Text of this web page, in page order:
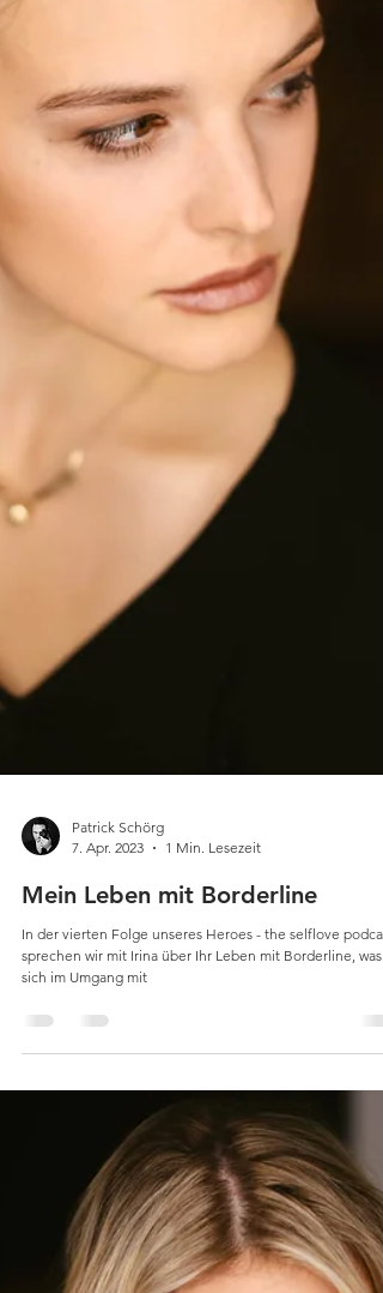
7. Apr. 2023
1 Min. Lesezeit
Mein Leben mit Borderline
In der vierten Folge unseres Heroes - the selflove
sprechen wir mit Irina über Ihr Leben mit Borderline, was
sich im Umgang mit